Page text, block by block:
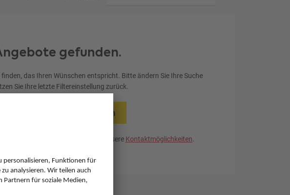
gefunden.
das Ihren Wünschen entspricht. Bitte ändern Sie Ihre Suche
Sie Ihre letzte Filtereinstellung zurück.
Filter zurücksetzen
Ihnen gerne weiter. Nutzen Sie unsere Kontaktmöglichkeiten.